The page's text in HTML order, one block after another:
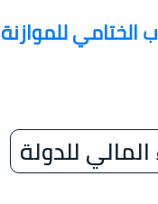
للموازنة
المالي للدولة